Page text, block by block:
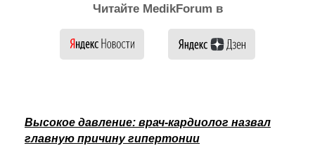
Читайте MedikForum в
Высокое давление: врач-кардиолог назвал
главную причину гипертонии